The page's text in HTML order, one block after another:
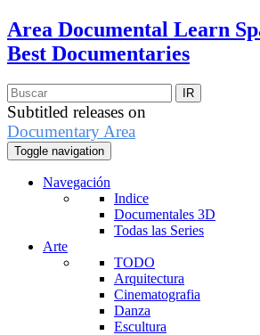
Area Documental Learn
Best Documentaries
Subtitled releases on
Documentary Area
Toggle navigation
Navegación
Indice
Documentales 3D
Todas las Series
Arte
TODO
Arquitectura
Cinematografia
Danza
Escultura